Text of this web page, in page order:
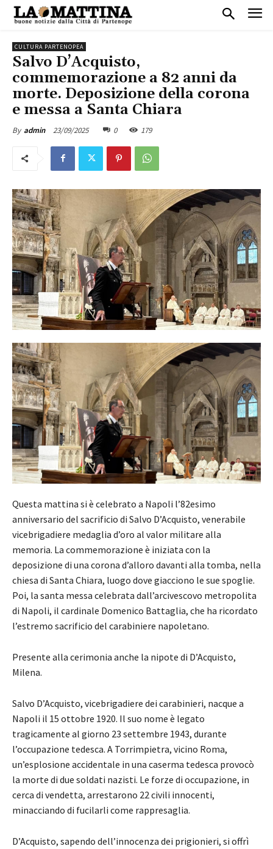
CULTURA PARTENOPEA
Salvo D’Acquisto,
commemorazione a 82 anni da
morte. Deposizione della corona
e messa a Santa Chiara
By admin 23/09/2025 0 179
Questa mattina si è celebrato a Napoli l’82esimo
anniversario del sacrificio di Salvo D’Acquisto, venerabile
vicebrigadiere medaglia d’oro al valor militare alla
memoria. La commemorazione è iniziata con la
deposizione di una corona d’alloro davanti alla tomba, nella
chiesa di Santa Chiara, luogo dove giacciono le sue spoglie.
Poi, la santa messa celebrata dall’arcivescovo metropolita
di Napoli, il cardinale Domenico Battaglia, che ha ricordato
l’estremo sacrificio del carabiniere napoletano.
Presente alla cerimonia anche la nipote di D’Acquisto,
Milena.
Salvo D’Acquisto, vicebrigadiere dei carabinieri, nacque a
Napoli il 15 ottobre 1920. Il suo nome è legato
tragicamente al giorno 23 settembre 1943, durante
l’occupazione tedesca. A Torrimpietra, vicino Roma,
un’esplosione accidentale in una caserma tedesca provocò
la morte di due soldati nazisti. Le forze di occupazione, in
cerca di vendetta, arrestarono 22 civili innocenti,
minacciando di fucilarli come rappresaglia.
D’Acquisto, sapendo dell’innocenza dei prigionieri, si offrì